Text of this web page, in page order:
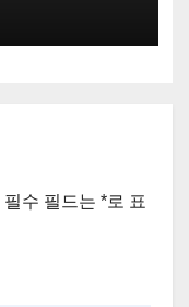
필수 필드는 *로 표